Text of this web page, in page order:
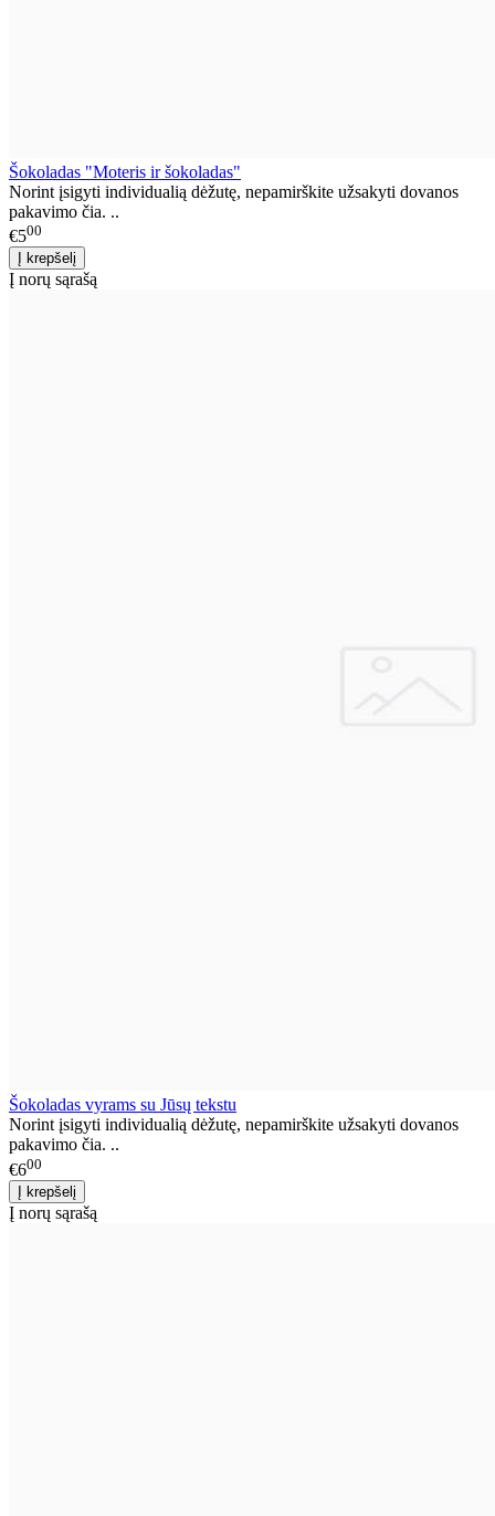
Šokoladas "Moteris ir šokoladas"
Norint įsigyti individualią dėžutę, nepamirškite užsakyti dovanos
pakavimo čia. ..
€500
Į norų sąrašą
Šokoladas vyrams su Jūsų tekstu
Norint įsigyti individualią dėžutę, nepamirškite užsakyti dovanos
pakavimo čia. ..
€600
Į norų sąrašą